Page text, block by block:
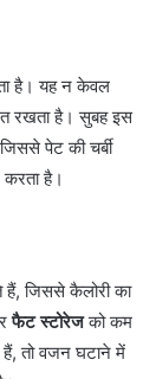
है। यह न केवल
रखता है। सुबह इस
पेट की चर्बी
है।
जिससे कैलोरी का
फैट स्टोरेजको कम
तो वजन घटाने में